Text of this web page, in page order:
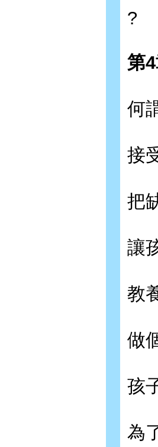
?
第4
何
接
把
讓
教
做
孩
為